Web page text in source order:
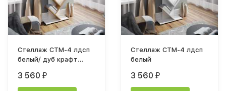
Стеллаж СТМ-4 лдсп
белый/ дуб крафт
3 560 ₽
Стеллаж СТМ-4 лдсп
белый
3 560 ₽